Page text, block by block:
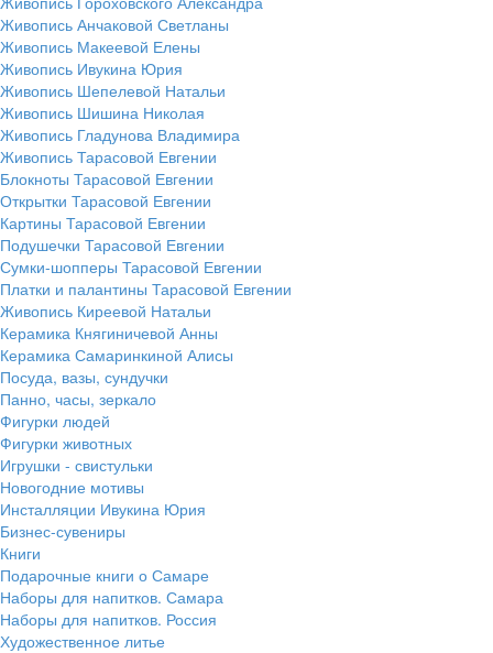
Живопись Анчаковой Светланы
Живопись Макеевой Елены
Живопись Ивукина Юрия
Живопись Шепелевой Натальи
Живопись Шишина Николая
Живопись Гладунова Владимира
Живопись Тарасовой Евгении
Блокноты Тарасовой Евгении
Открытки Тарасовой Евгении
Картины Тарасовой Евгении
Подушечки Тарасовой Евгении
Сумки-шопперы Тарасовой Евгении
Платки и палантины Тарасовой Евгении
Живопись Киреевой Натальи
Керамика Княгиничевой Анны
Керамика Самаринкиной Алисы
Посуда, вазы, сундучки
Панно, часы, зеркало
Фигурки людей
Фигурки животных
Игрушки - свистульки
Новогодние мотивы
Инсталляции Ивукина Юрия
Бизнес-сувениры
Книги
Подарочные книги о Самаре
Наборы для напитков. Самара
Наборы для напитков. Россия
Художественное литье